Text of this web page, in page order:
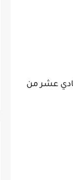
عشر من